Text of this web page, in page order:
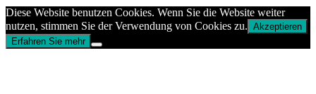
Diese Website benutzen Cookies. Wenn Sie die Website weiter
nutzen, stimmen Sie der Verwendung von Cookies zu. Akzeptieren
Erfahren Sie mehr